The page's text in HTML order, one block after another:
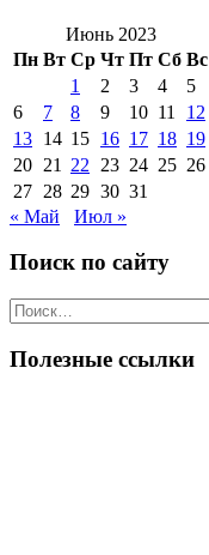
Июнь 2023
Пн Вт Ср Чт Пт Сб Вс
1
2 3 4
5
6
7 8 9 10 11
12
13 14 15 16 17 18 19
20 21 22 23 24 25 26
27 28 29 30 31
« Май
Июл »
Поиск по сайту
Поиск
по:
Полезные ссылки